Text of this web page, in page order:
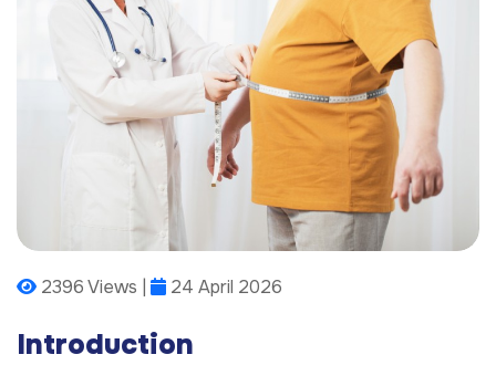
2396 Views | 24 April 2026
Introduction